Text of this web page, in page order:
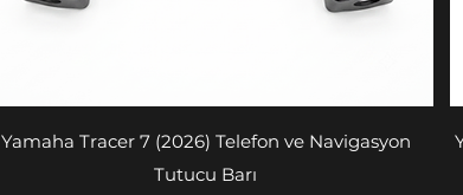
Aperçu rapide
Yamaha Tracer 7 (2026) Telefon ve Navigasyon
Tutucu Barı